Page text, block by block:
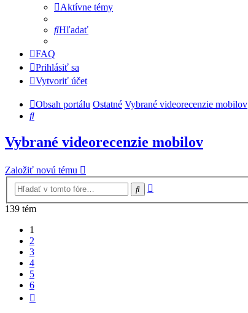
Aktívne témy
Hľadať
FAQ
Prihlásiť sa
Vytvoriť účet
Obsah portálu Ostatné Vybrané videorecenzie mobilov
Hľadať
Vybrané videorecenzie mobilov
Založiť novú tému
Hľadať
139 tém
1
2
3
4
5
6